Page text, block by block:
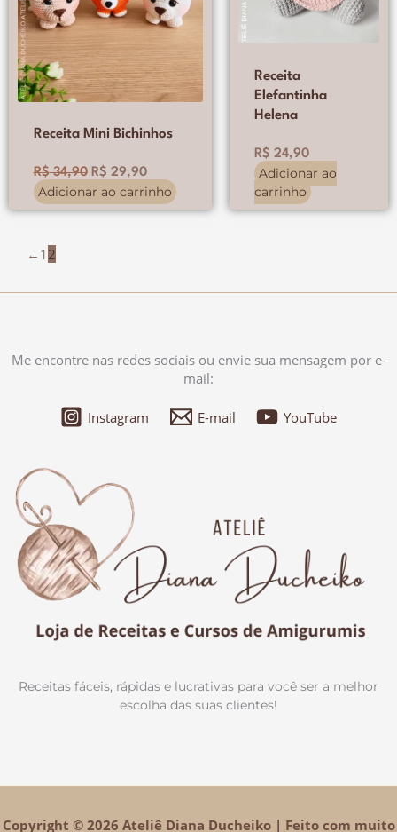
Receita Mini Bichinhos
R$34,90 R$ 29,90
Adicionar ao carrinho
Receita
Elefantinha
Helena
R$ 24,90
Adicionar ao
carrinho
← 1 2
Me encontre nas redes sociais ou envie sua mensagem por e-
mail:
Instagram E-mail YouTube
Receitas fáceis, rápidas e lucrativas para você ser a melhor
escolha das suas clientes!
Copyright © 2026 Ateliê Diana Ducheiko | Feito com muito